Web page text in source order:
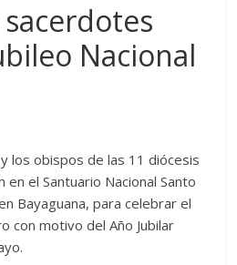
Nacional
los obispos de las 11 diócesis
el Santuario Nacional Santo
Bayaguana, para celebrar el
con motivo del Año Jubilar